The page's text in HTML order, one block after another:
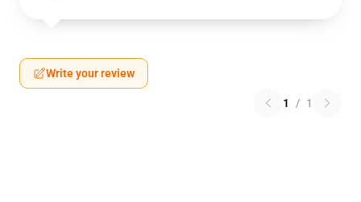
Write your review
1 / 1